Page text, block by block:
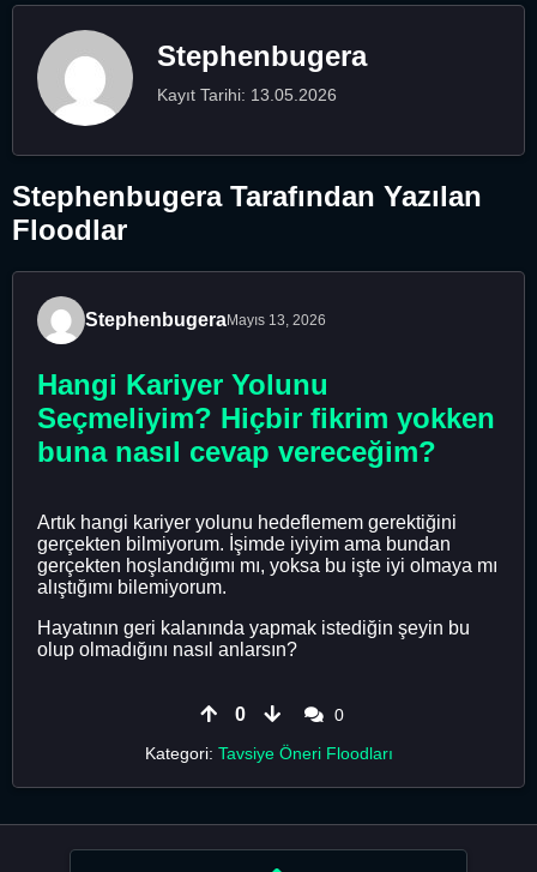
Stephenbugera
Kayıt Tarihi: 13.05.2026
Stephenbugera Tarafından Yazılan
Floodlar
StephenbugeraMayıs 13, 2026
Hangi Kariyer Yolunu
Seçmeliyim? Hiçbir fikrim yokken
buna nasıl cevap vereceğim?
Artık hangi kariyer yolunu hedeflemem gerektiğini
gerçekten bilmiyorum. İşimde iyiyim ama bundan
gerçekten hoşlandığımı mı, yoksa bu işte iyi olmaya mı
alıştığımı bilemiyorum.
Hayatının geri kalanında yapmak istediğin şeyin bu
olup olmadığını nasıl anlarsın?
0
0
Kategori: Tavsiye Öneri Floodları